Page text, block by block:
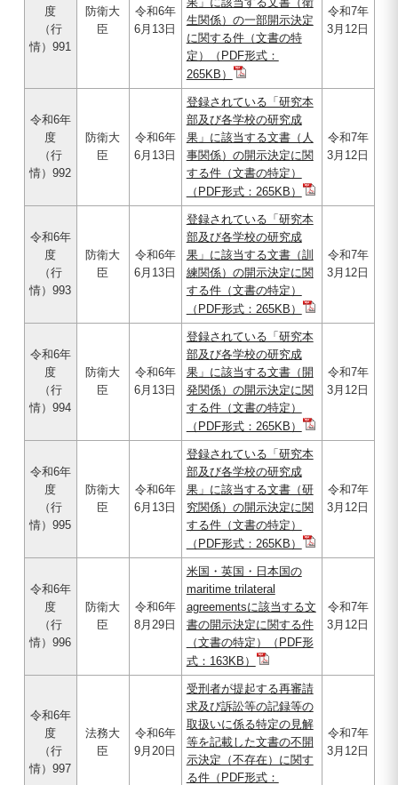
度
（行
情）991
防衛大
臣
令和6年
6月13日
生関係）の一部開示決定
に関する件（文書の特
定）（PDF形式：
265KB）
令和7年
3月12日
令和6年
度
（行
情）992
防衛大
臣
令和6年
6月13日
登録されている「研究本
部及び各学校の研究成
果」に該当する文書（人
事関係）の開示決定に関
する件（文書の特定）
（PDF形式：265KB）
令和7年
3月12日
令和6年
度
（行
情）993
防衛大
臣
令和6年
6月13日
登録されている「研究本
部及び各学校の研究成
果」に該当する文書（訓
練関係）の開示決定に関
する件（文書の特定）
（PDF形式：265KB）
令和7年
3月12日
令和6年
度
（行
情）994
防衛大
臣
令和6年
6月13日
登録されている「研究本
部及び各学校の研究成
果」に該当する文書（開
発関係）の開示決定に関
する件（文書の特定）
（PDF形式：265KB）
令和7年
3月12日
令和6年
度
（行
情）995
防衛大
臣
令和6年
6月13日
登録されている「研究本
部及び各学校の研究成
果」に該当する文書（研
究関係）の開示決定に関
する件（文書の特定）
（PDF形式：265KB）
令和7年
3月12日
令和6年
度
（行
情）996
防衛大
臣
令和6年
8月29日
米国・英国・日本国の
maritime trilateral
agreementsに該当する文
書の開示決定に関する件
（文書の特定）（PDF形
式：163KB）
令和7年
3月12日
令和6年
度
（行
情）997
法務大
臣
令和6年
9月20日
受刑者が提起する再審請
求及び訴訟等の記録等の
取扱いに係る特定の見解
等を記載した文書の不開
示決定（不存在）に関す
る件（PDF形式：
令和7年
3月12日